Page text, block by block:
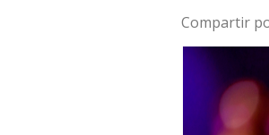
Compartir